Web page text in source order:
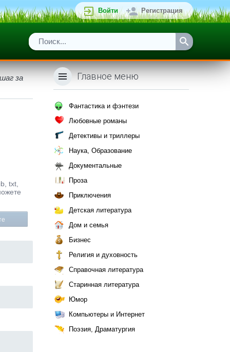
Войти Регистрация
за
txt,
Главное меню
Фантастика и фэнтези
Любовные романы
Детективы и триллеры
Наука, Образование
Документальные
Проза
Приключения
Детская литература
Дом и семья
Бизнес
Религия и духовность
Справочная литература
Старинная литература
Юмор
Компьютеры и Интернет
Поэзия, Драматургия